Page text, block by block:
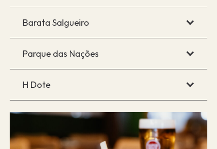
Barata Salgueiro
Parque das Nações
H Dote